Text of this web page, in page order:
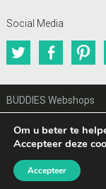
Social Media
Twitter
BUDDIES Webshops
Om u beter te
Accepteer deze
Accepteer